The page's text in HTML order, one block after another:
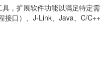
，扩展软件功能以满足特
口）、J-Link、Java、C/